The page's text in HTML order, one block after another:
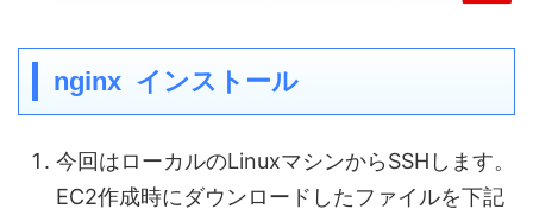
nginx インストール
今回はローカルのLinuxマシンからSSHします。
EC2作成時にダウンロードしたファイルを下記